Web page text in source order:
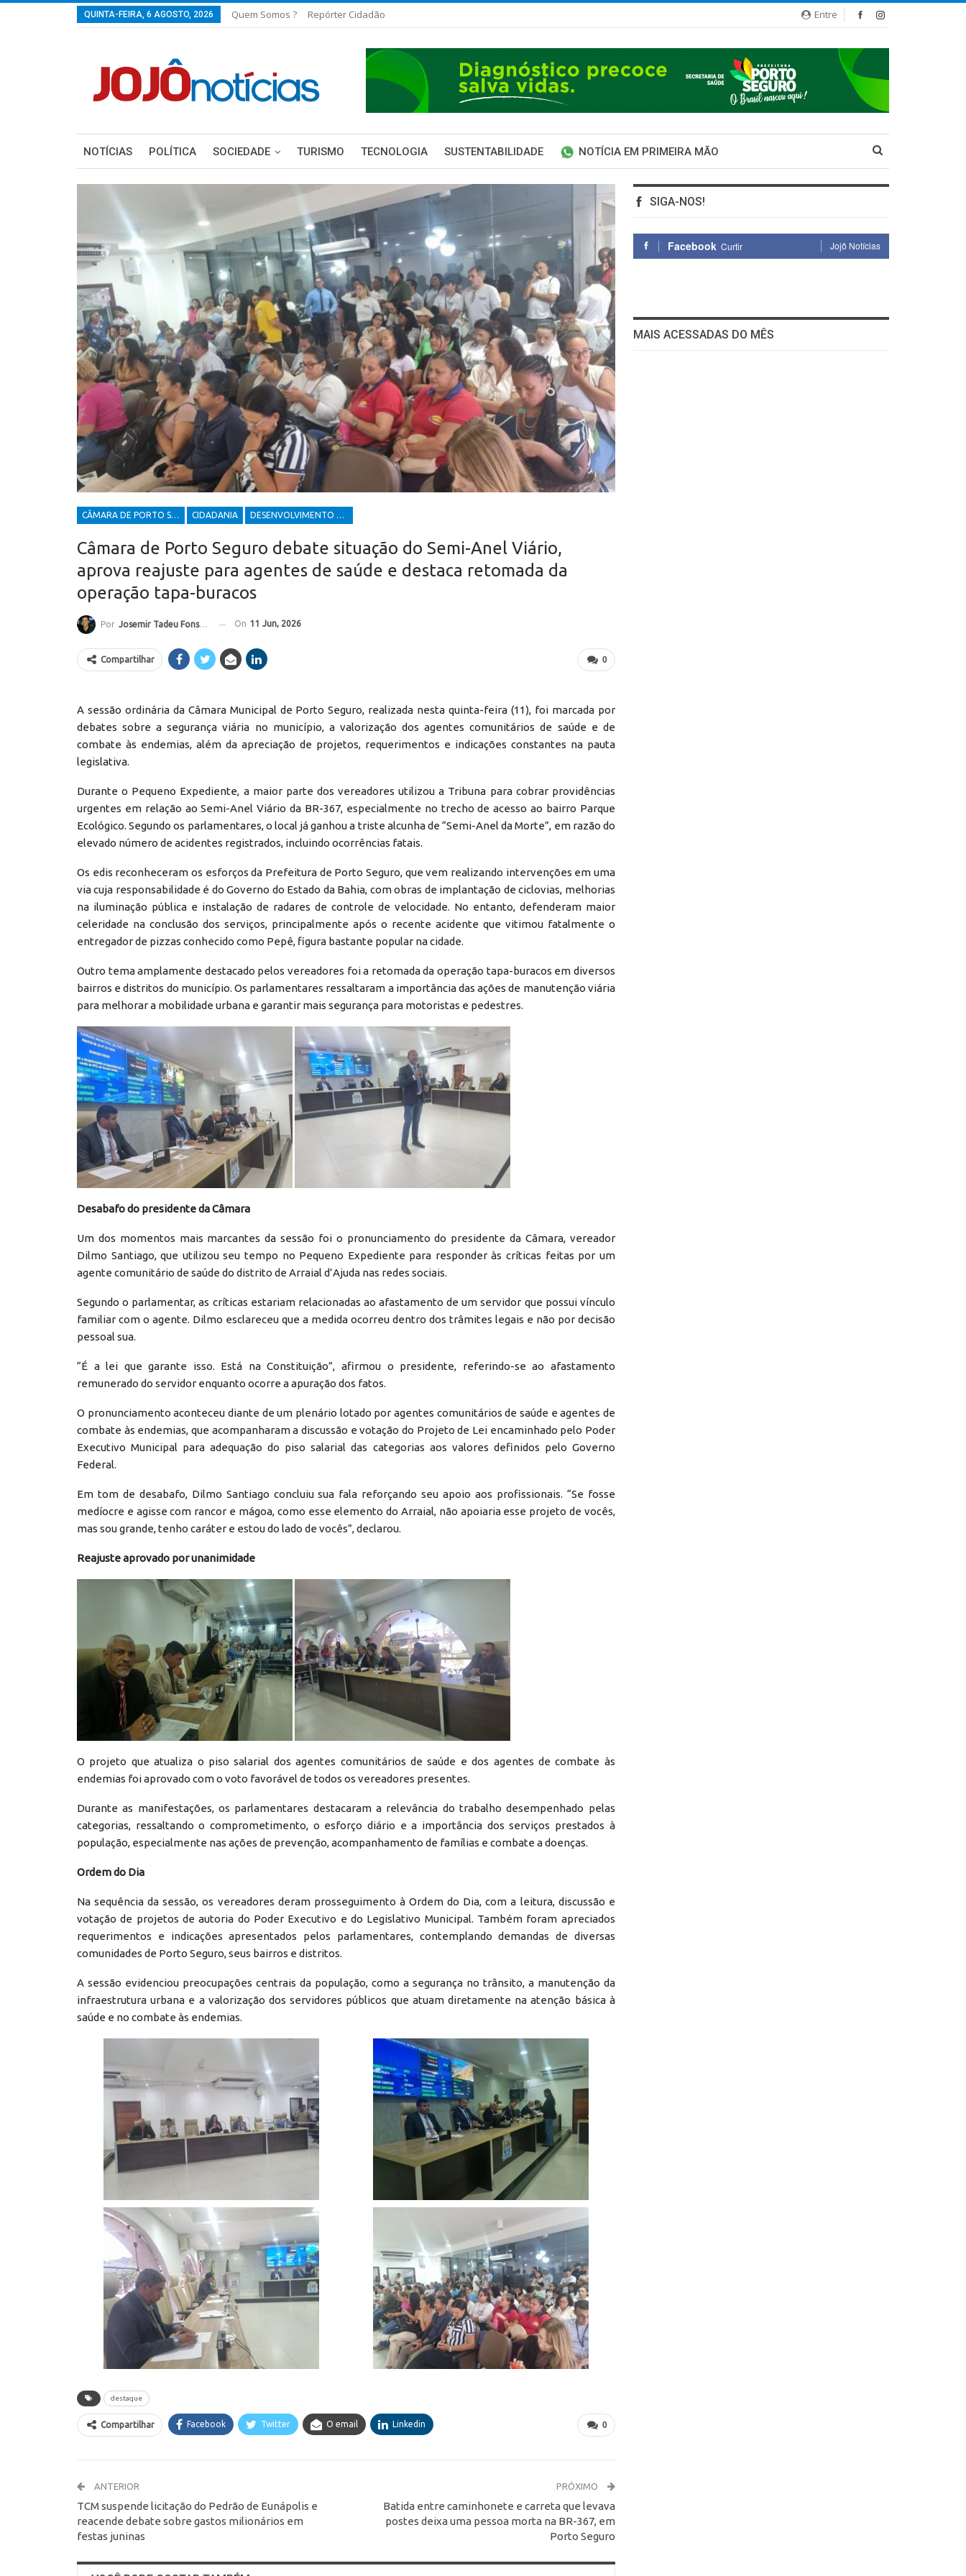
Entre
QUINTA-FEIRA, 6 AGOSTO, 2026 Quem Somos ? Repórter Cidadão
NOTÍCIAS POLÍTICA SOCIEDADE TURISMO TECNOLOGIA SUSTENTABILIDADE NOTÍCIA EM PRIMEIRA MÃO
CÂMARA DE PORTO SEGURO CIDADANIA DESENVOLVIMENTO ECONÔMICO E SOCIAL
Câmara de Porto Seguro debate situação do Semi-Anel Viário,
aprova reajuste para agentes de saúde e destaca retomada da
operação tapa-buracos
Por Josemir Tadeu Fonseca On 11 Jun, 2026
0
Compartilhar
A sessão ordinária da Câmara Municipal de Porto Seguro, realizada nesta quinta-feira (11), foi marcada por
debates sobre a segurança viária no município, a valorização dos agentes comunitários de saúde e de
combate às endemias, além da apreciação de projetos, requerimentos e indicações constantes na pauta
legislativa.
Durante o Pequeno Expediente, a maior parte dos vereadores utilizou a Tribuna para cobrar providências
urgentes em relação ao Semi-Anel Viário da BR-367, especialmente no trecho de acesso ao bairro Parque
Ecológico. Segundo os parlamentares, o local já ganhou a triste alcunha de “Semi-Anel da Morte”, em razão do
elevado número de acidentes registrados, incluindo ocorrências fatais.
Os edis reconheceram os esforços da Prefeitura de Porto Seguro, que vem realizando intervenções em uma
via cuja responsabilidade é do Governo do Estado da Bahia, com obras de implantação de ciclovias, melhorias
na iluminação pública e instalação de radares de controle de velocidade. No entanto, defenderam maior
celeridade na conclusão dos serviços, principalmente após o recente acidente que vitimou fatalmente o
entregador de pizzas conhecido como Pepê, figura bastante popular na cidade.
Outro tema amplamente destacado pelos vereadores foi a retomada da operação tapa-buracos em diversos
bairros e distritos do município. Os parlamentares ressaltaram a importância das ações de manutenção viária
para melhorar a mobilidade urbana e garantir mais segurança para motoristas e pedestres.
Desabafo do presidente da Câmara
Um dos momentos mais marcantes da sessão foi o pronunciamento do presidente da Câmara, vereador
Dilmo Santiago, que utilizou seu tempo no Pequeno Expediente para responder às críticas feitas por um
agente comunitário de saúde do distrito de Arraial d’Ajuda nas redes sociais.
Segundo o parlamentar, as críticas estariam relacionadas ao afastamento de um servidor que possui vínculo
familiar com o agente. Dilmo esclareceu que a medida ocorreu dentro dos trâmites legais e não por decisão
pessoal sua.
“É a lei que garante isso. Está na Constituição”, afirmou o presidente, referindo-se ao afastamento
remunerado do servidor enquanto ocorre a apuração dos fatos.
O pronunciamento aconteceu diante de um plenário lotado por agentes comunitários de saúde e agentes de
combate às endemias, que acompanharam a discussão e votação do Projeto de Lei encaminhado pelo Poder
Executivo Municipal para adequação do piso salarial das categorias aos valores definidos pelo Governo
Federal.
Em tom de desabafo, Dilmo Santiago concluiu sua fala reforçando seu apoio aos profissionais. “Se fosse
medíocre e agisse com rancor e mágoa, como esse elemento do Arraial, não apoiaria esse projeto de vocês,
mas sou grande, tenho caráter e estou do lado de vocês”, declarou.
Reajuste aprovado por unanimidade
O projeto que atualiza o piso salarial dos agentes comunitários de saúde e dos agentes de combate às
endemias foi aprovado com o voto favorável de todos os vereadores presentes.
Durante as manifestações, os parlamentares destacaram a relevância do trabalho desempenhado pelas
categorias, ressaltando o comprometimento, o esforço diário e a importância dos serviços prestados à
população, especialmente nas ações de prevenção, acompanhamento de famílias e combate a doenças.
Ordem do Dia
Na sequência da sessão, os vereadores deram prosseguimento à Ordem do Dia, com a leitura, discussão e
votação de projetos de autoria do Poder Executivo e do Legislativo Municipal. Também foram apreciados
requerimentos e indicações apresentados pelos parlamentares, contemplando demandas de diversas
comunidades de Porto Seguro, seus bairros e distritos.
A sessão evidenciou preocupações centrais da população, como a segurança no trânsito, a manutenção da
infraestrutura urbana e a valorização dos servidores públicos que atuam diretamente na atenção básica à
saúde e no combate às endemias.
destaque
0
Compartilhar Facebook Twitter O email Linkedin
ANTERIOR
TCM suspende licitação do Pedrão de Eunápolis e
reacende debate sobre gastos milionários em
festas juninas
PRÓXIMO
Batida entre caminhonete e carreta que levava
postes deixa uma pessoa morta na BR-367, em
Porto Seguro
SIGA-NOS!
Facebook Curtir Jojô Notícias
MAIS ACESSADAS DO MÊS